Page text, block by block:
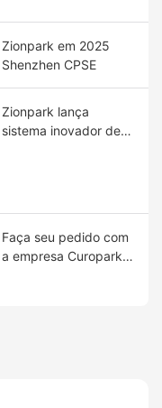
Zionpark em 2025
Shenzhen CPSE
Zionpark lança
sistema inovador de
Faça seu pedido com
a empresa Curopark,